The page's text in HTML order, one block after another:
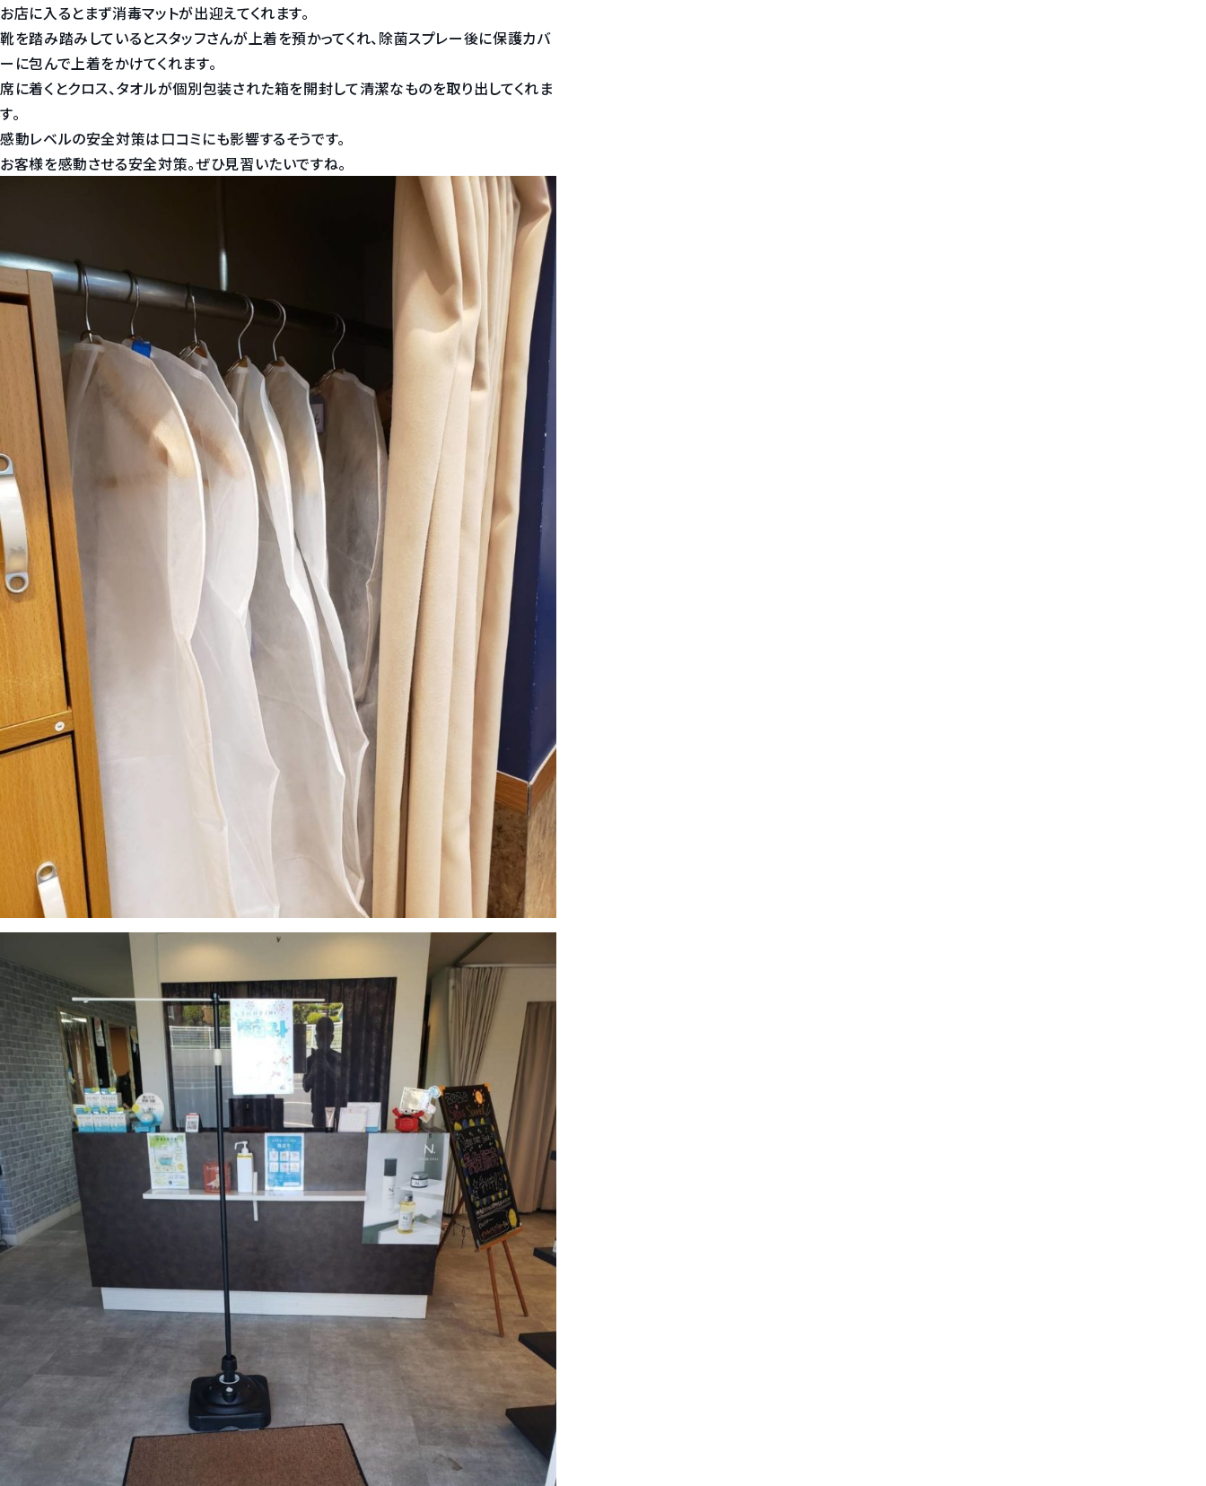
お店に入るとまず消毒マットが出迎えてくれます。
靴を踏み踏みしているとスタッフさんが上着を預かってくれ、除菌スプレー後に保護カバ
ーに包んで上着をかけてくれます。
席に着くとクロス、タオルが個別包装された箱を開封して清潔なものを取り出してくれま
す。
感動レベルの安全対策は口コミにも影響するそうです。
お客様を感動させる安全対策。ぜひ見習いたいですね。